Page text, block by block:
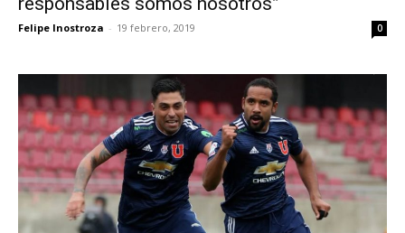
Felipe Inostroza - 19 febrero, 2019 0